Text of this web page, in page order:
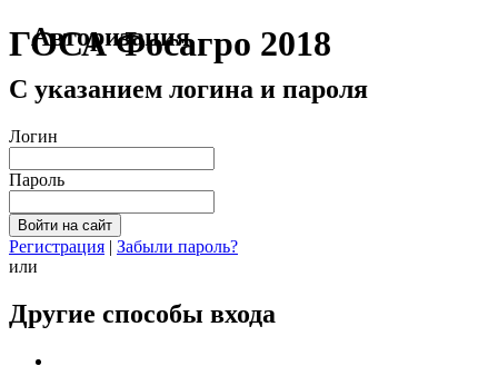
ГОСА Фосагро 2018
Авторизация
С указанием логина и пароля
Логин
Пароль
Регистрация | Забыли пароль?
или
Другие способы входа